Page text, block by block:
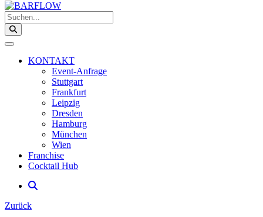
Suchen...
KONTAKT
Event-Anfrage
Stuttgart
Frankfurt
Leipzig
Dresden
Hamburg
München
Wien
Franchise
Cocktail Hub
Zurück